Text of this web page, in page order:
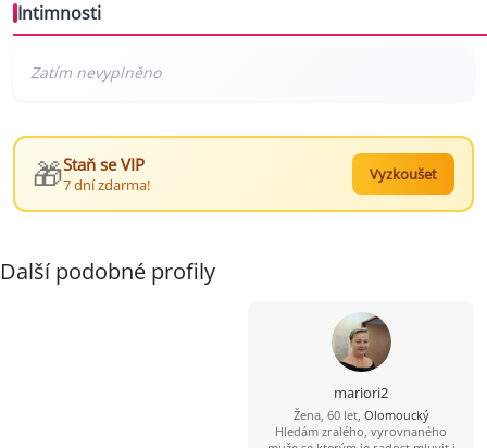
Intimnosti
🎁Staň se VIP
7 dní zdarma!
Vyzkoušet
Další podobné profily
mariori2
Žena, 60 let, Olomoucký
Hledám zralého, vyrovnaného